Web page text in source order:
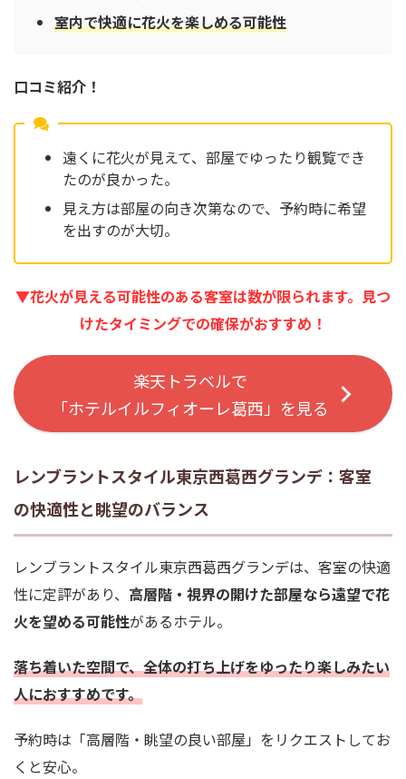
室内で快適に花火を楽しめる可能性
口コミ紹介！
遠くに花火が見えて、部屋でゆったり観覧でき
たのが良かった。
見え方は部屋の向き次第なので、予約時に希望
を出すのが大切。
▼花火が見える可能性のある客室は数が限られます。見つ
けたタイミングでの確保がおすすめ！
楽天トラベルで
「ホテルイルフィオーレ葛西」を見る
レンブラントスタイル東京西葛西グランデ：客室
の快適性と眺望のバランス
レンブラントスタイル東京西葛西グランデは、客室の快適
性に定評があり、 高層階・視界の開けた部屋なら遠望で花
火を望める可能性があるホテル。
落ち着いた空間で、全体の打ち上げをゆったり楽しみたい
人におすすめです。
予約時は「高層階・眺望の良い部屋」をリクエストしてお
くと安心。